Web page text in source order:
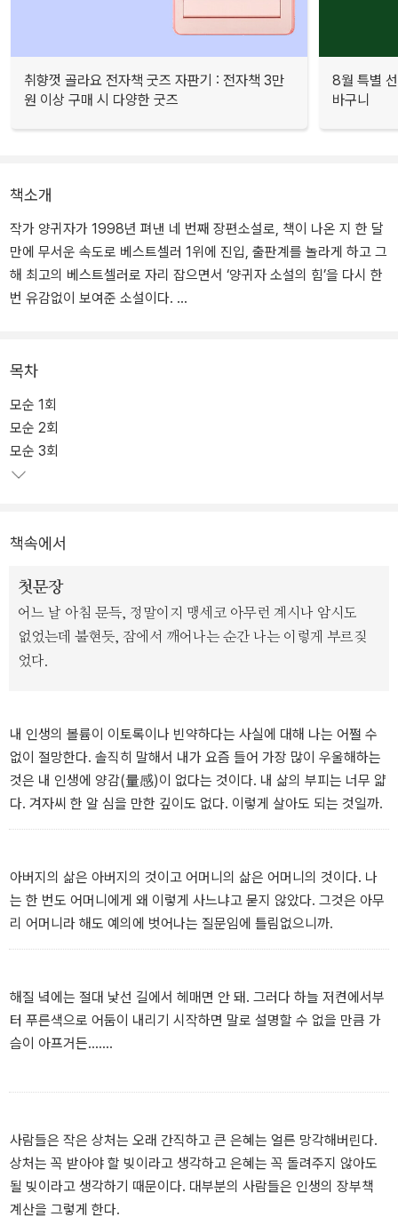
취향껏 골라요 전자책 굿즈 자판기 : 전자책 3만
원 이상 구매 시 다양한 굿즈
8월 특별
바구니
책소개
작가 양귀자가 1998년 펴낸 네 번째 장편소설로, 책이 나온 지 한 달
만에 무서운 속도로 베스트셀러 1위에 진입, 출판계를 놀라게 하고 그
해 최고의 베스트셀러로 자리 잡으면서 ‘양귀자 소설의 힘’을 다시 한
번 유감없이 보여준 소설이다.
길을 걷고 있다. 그때 20대였던 독자들은 지금 결혼을 하고 30대가
다 전에는 몰랐던 소설 속 행간의 의미를 깨우치거나 세월의 힘이 알
려준 다른 해석에 놀라면서 “내 인생의 가장 소중한 책 한 권”으로 꼽
는 것을 주저하지 않는다. <모순>이 특별한 것은 대다수의 독자들이
한 번만 읽고 마는 것이 아니라 적어도 두 번, 혹은 세 번 이상 되풀이
<모순>을 열 번도 더 읽었다는 블로그 독후감도 종종 만난다. 열성 독
자들은 끊임없이 소설 속 문장들을 기록하고 전달하고 반추하며 흔적
을 남기고 있다. 이 소설이 지금까지 132쇄를 찍으면서 끊임없이 독
자들에게 회자되고 있는 힘은 참 불가사의하다.
최근 양귀자 소설의 모든 저작권을 양도받은 도서출판 「쓰다」는 새로
책이 되고자 세련된 양장본으로 독자와 만난다.
[등장인물]
안진진(25세) - 평범하지 않은 가정환경 속에서 자라 적당히 세속적
충동적인 면도 동시에 가지고 있다.
대학을 휴학하고 직장생활을 하는 중.
엄마(50대) - 좋은 가정에서 귀하게 자랐지만 진진의 아버지와 결혼
을 살아간다.
아빠(50대) - 술만 마시면 폭력적으로 변하는 버릇이 있고 직장에도
이모(50대) - 진진의 엄마와는 10분 차이로 태어난 일란성 쌍둥이 여
동생. 언니와는 정반대로 부잣집에 시집가 평온하고 우아한 인생을
보내는 중.
목차
모순 1회
모순 2회
모순 3회
책속에서
첫문장
어느 날 아침 문득, 정말이지 맹세코 아무런 계시나 암시도
없었는데 불현듯, 잠에서 깨어나는 순간 나는 이렇게 부르짖
었다.
내 인생의 볼륨이 이토록이나 빈약하다는 사실에 대해 나는 어쩔 수
없이 절망한다. 솔직히 말해서 내가 요즘 들어 가장 많이 우울해하는
것은 내 인생에 양감(量感)이 없다는 것이다. 내 삶의 부피는 너무 얇
다. 겨자씨 한 알 심을 만한 깊이도 없다. 이렇게 살아도 되는 것일까.
아버지의 삶은 아버지의 것이고 어머니의 삶은 어머니의 것이다. 나
는 한 번도 어머니에게 왜 이렇게 사느냐고 묻지 않았다. 그것은 아무
리 어머니라 해도 예의에 벗어나는 질문임에 틀림없으니까.
해질 녘에는 절대 낯선 길에서 헤매면 안 돼. 그러다 하늘 저켠에서부
터 푸른색으로 어둠이 내리기 시작하면 말로 설명할 수 없을 만큼 가
슴이 아프거든…….
사람들은 작은 상처는 오래 간직하고 큰 은혜는 얼른 망각해버린다.
상처는 꼭 받아야 할 빚이라고 생각하고 은혜는 꼭 돌려주지 않아도
될 빚이라고 생각하기 때문이다. 대부분의 사람들은 인생의 장부책
계산을 그렇게 한다.